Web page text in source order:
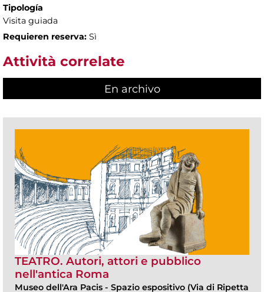
Tipología
Visita guiada
Requieren reserva: Sì
Attività correlate
En archivo
TEATRO. Autori, attori e pubblico
nell'antica Roma
Museo dell'Ara Pacis - Spazio espositivo (Via di Ripetta